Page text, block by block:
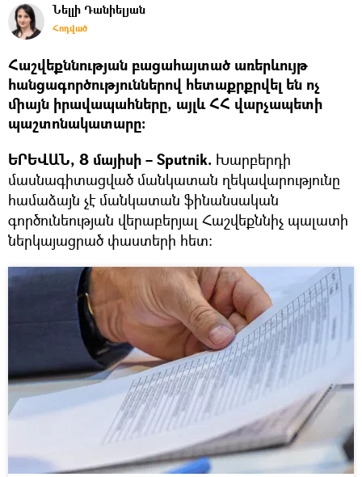
Նելլի Դանիելյան
Հոդված
Հաշվեքննության բացահայտած առերևույթ
հանցագործություններով հետաքրքրվել են ոչ
միայն իրավապահները, այլև ՀՀ վարչապետի
պաշտոնակատարը։
ԵՐԵՎԱՆ, 8 մայիսի – Sputnik. Խարբերդի
մասնագիտացված մանկատան ղեկավարությունը
համաձայն չէ մանկատան ֆինանսական
գործունեության վերաբերյալ Հաշվեքննիչ պալատի
ներկայացրած փաստերի հետ։